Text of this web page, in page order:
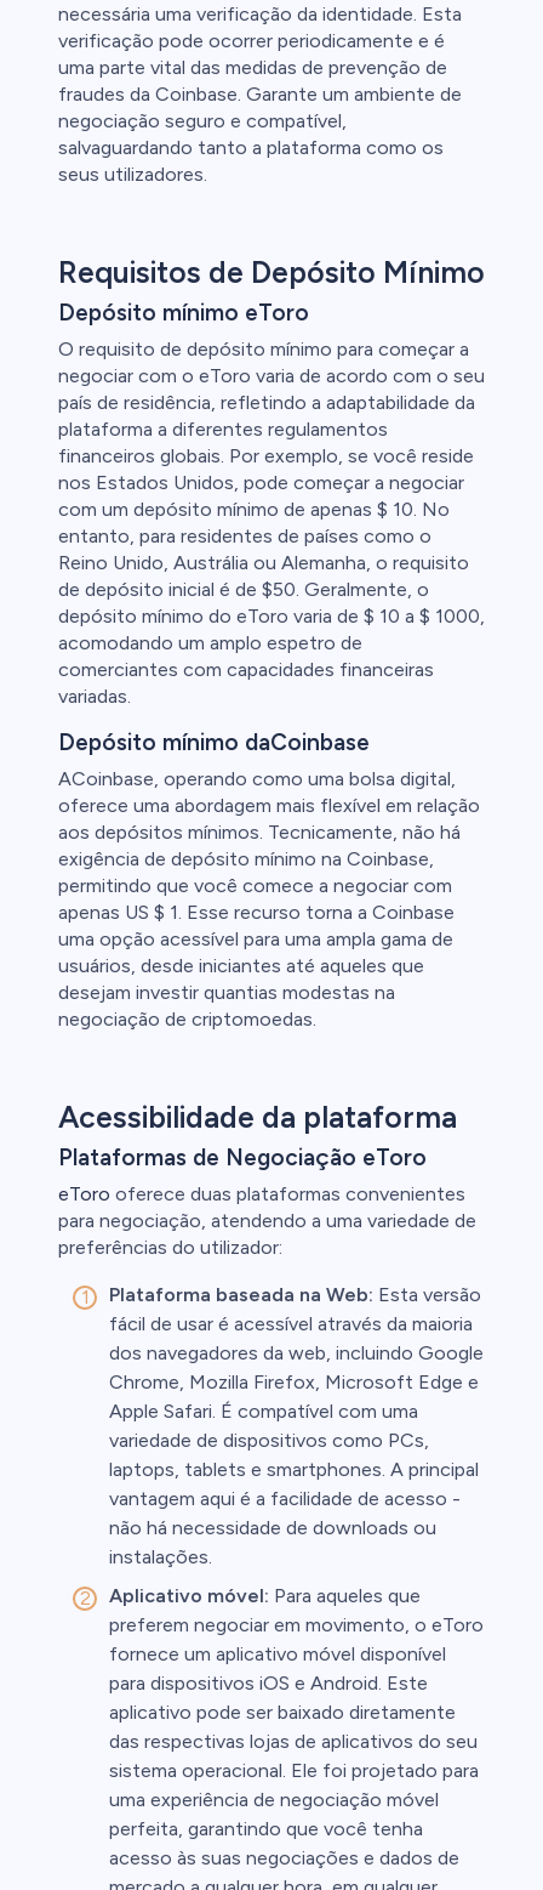
necessária uma verificação da identidade. Esta
verificação pode ocorrer periodicamente e é
uma parte vital das medidas de prevenção de
fraudes da Coinbase. Garante um ambiente de
negociação seguro e compatível,
salvaguardando tanto a plataforma como os
seus utilizadores.
Requisitos de Depósito Mínimo
Depósito mínimo eToro
O requisito de depósito mínimo para começar a
negociar com o eToro varia de acordo com o seu
país de residência, refletindo a adaptabilidade da
plataforma a diferentes regulamentos
financeiros globais. Por exemplo, se você reside
nos Estados Unidos, pode começar a negociar
com um depósito mínimo de apenas $ 10. No
entanto, para residentes de países como o
Reino Unido, Austrália ou Alemanha, o requisito
de depósito inicial é de $50. Geralmente, o
depósito mínimo do eToro varia de $ 10 a $ 1000,
acomodando um amplo espetro de
comerciantes com capacidades financeiras
variadas.
Depósito mínimo daCoinbase
ACoinbase, operando como uma bolsa digital,
oferece uma abordagem mais flexível em relação
aos depósitos mínimos. Tecnicamente, não há
exigência de depósito mínimo na Coinbase,
permitindo que você comece a negociar com
apenas US $ 1. Esse recurso torna a Coinbase
uma opção acessível para uma ampla gama de
usuários, desde iniciantes até aqueles que
desejam investir quantias modestas na
negociação de criptomoedas.
Acessibilidade da plataforma
Plataformas de Negociação eToro
eToro oferece duas plataformas convenientes
para negociação, atendendo a uma variedade de
preferências do utilizador:
Plataforma baseada na Web: Esta versão
fácil de usar é acessível através da maioria
dos navegadores da web, incluindo Google
Chrome, Mozilla Firefox, Microsoft Edge e
Apple Safari. É compatível com uma
variedade de dispositivos como PCs,
laptops, tablets e smartphones. A principal
vantagem aqui é a facilidade de acesso -
não há necessidade de downloads ou
instalações.
Aplicativo móvel: Para aqueles que
preferem negociar em movimento, o eToro
fornece um aplicativo móvel disponível
para dispositivos iOS e Android. Este
aplicativo pode ser baixado diretamente
das respectivas lojas de aplicativos do seu
sistema operacional. Ele foi projetado para
uma experiência de negociação móvel
perfeita, garantindo que você tenha
acesso às suas negociações e dados de